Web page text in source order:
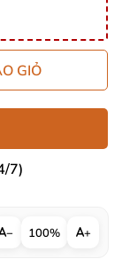
GIỎ
7)
− 100% +